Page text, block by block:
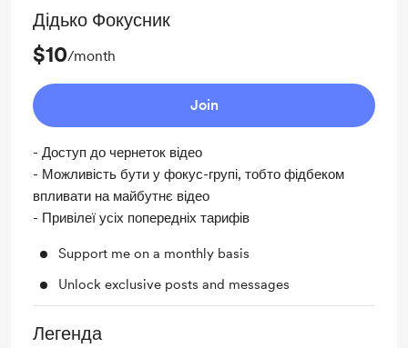
Дідько Фокусник
$10/month
Join
- Доступ до чернеток відео
- Можливість бути у фокус-групі, тобто фідбеком
впливати на майбутнє відео
- Привілеї усіх попередніх тарифів
Support me on a monthly basis
Unlock exclusive posts and messages
Легенда